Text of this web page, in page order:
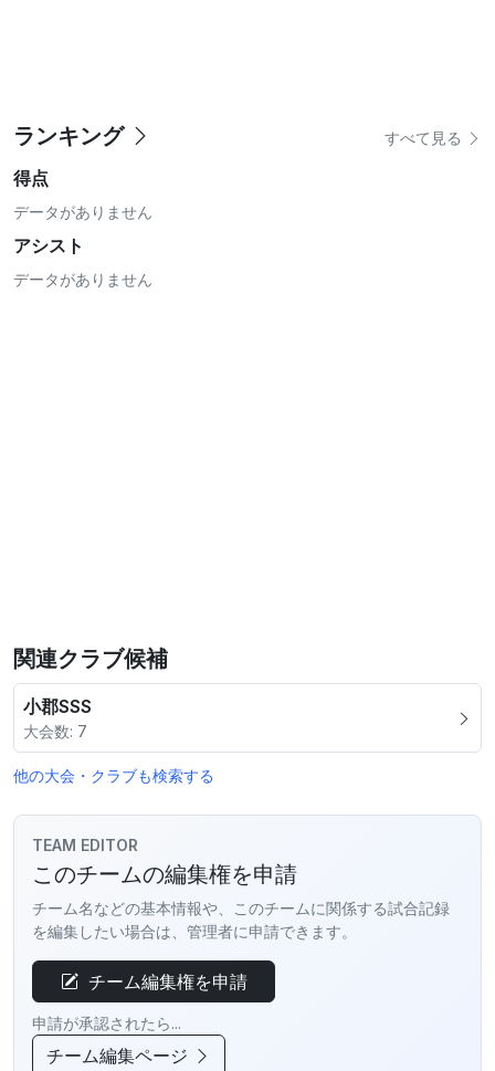
ランキング すべて見る
得点
データがありません
アシスト
データがありません
関連クラブ候補
小郡SSS
大会数: 7
他の大会・クラブも検索する
TEAM EDITOR
このチームの編集権を申請
チーム名などの基本情報や、このチームに関係する試合記録
を編集したい場合は、管理者に申請できます。
チーム編集権を申請
申請が承認されたら...
チーム編集ページ